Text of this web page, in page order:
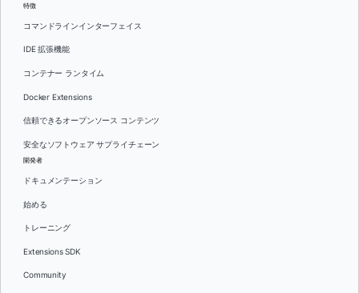
特徴
コマンドラインインターフェイス
IDE 拡張機能
コンテナー ランタイム
Docker Extensions
信頼できるオープンソース コンテンツ
安全なソフトウェア サプライチェーン
開発者
ドキュメンテーション
始める
トレーニング
Extensions SDK
Community